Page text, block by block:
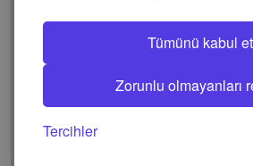
Tümünü kabul et
Zorunlu olmayanları
Tercihler